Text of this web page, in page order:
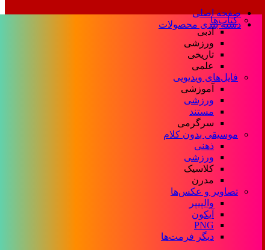
صفحه اصلی
دسته بندی محصولات
کتاب‌ها
ادبی
ورزشی
تاریخی
علمی
فایل‌های ویدیویی
آموزشی
ورزشی
مستند
سرگرمی
موسیقی بدون کلام
ذهنی
ورزشی
کلاسیک
مدرن
تصاویر و عکس‌ها
والپیپر
آیکون
PNG
دیگر فرمت‌ها